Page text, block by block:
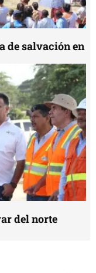
de salvación en
del norte